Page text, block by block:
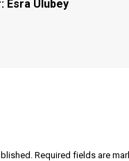
Esra Ulubey
Required fields are